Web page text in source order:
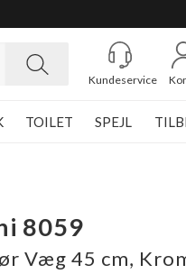
Kundeservice
TOILET SPEJL
8059
Væg 45 cm,